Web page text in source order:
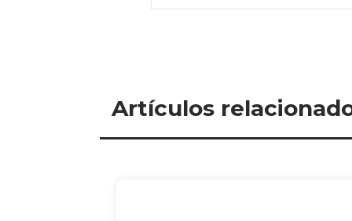
Artículos